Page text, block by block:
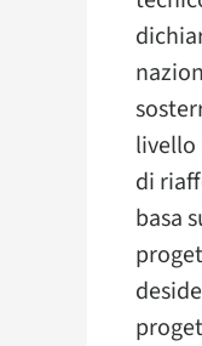
livello
di
basa